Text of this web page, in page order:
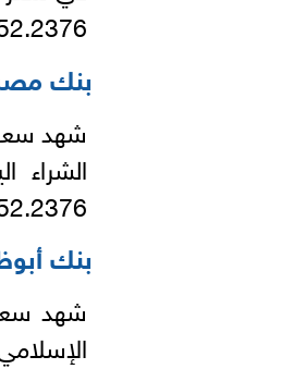
52.2376
بنك
شهد
52.2376
بنك
شهد
الإسلامي ليسجل 48.4840